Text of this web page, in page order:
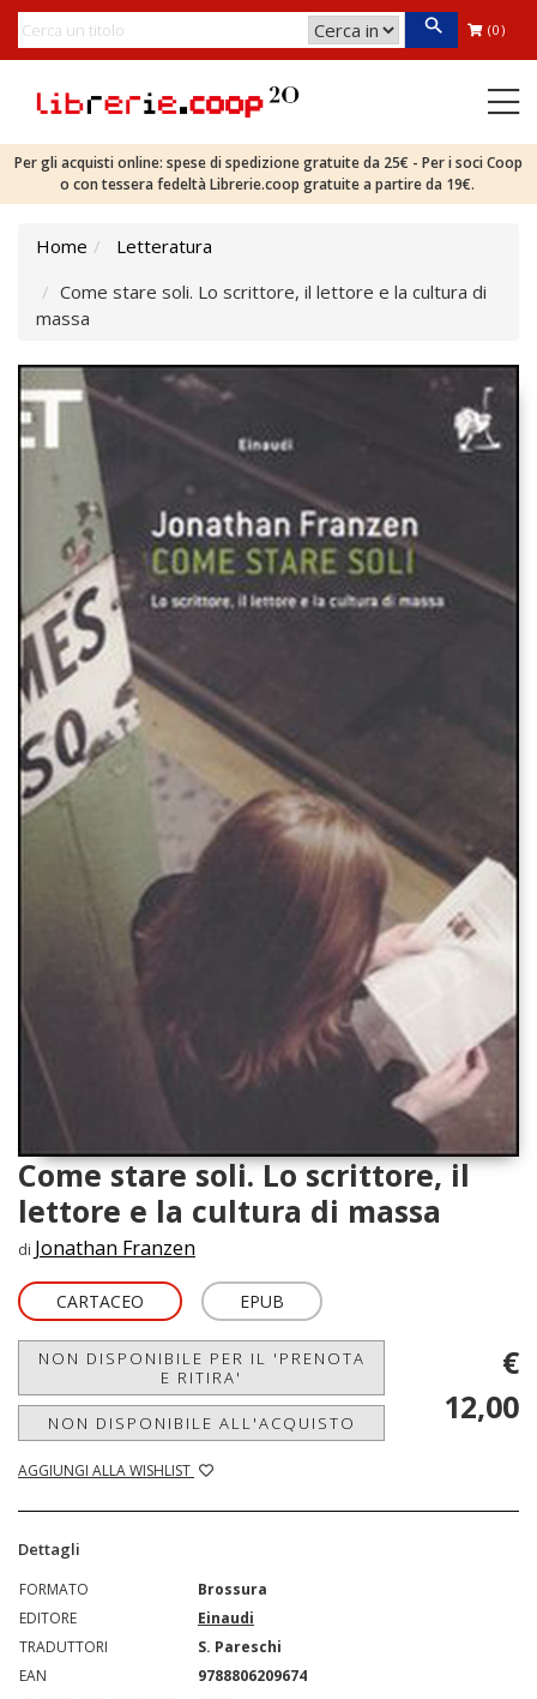
(0)
Per gli acquisti online: spese di spedizione gratuite da 25€ - Per i soci Coop
o con tessera fedeltà Librerie.coop gratuite a partire da 19€.
Home
Letteratura
Come stare soli. Lo scrittore, il lettore e la cultura di
massa
Come stare soli. Lo scrittore, il
lettore e la cultura di massa
di Jonathan Franzen
CARTACEO EPUB
NON DISPONIBILE PER IL 'PRENOTA
E RITIRA'
NON DISPONIBILE ALL'ACQUISTO
AGGIUNGI ALLA WISHLIST
€
12,00
Dettagli
FORMATO
Brossura
EDITORE
Einaudi
TRADUTTORI
S. Pareschi
EAN
9788806209674